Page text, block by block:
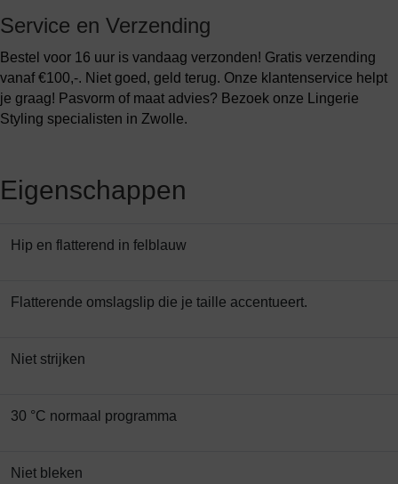
Service en Verzending
Bestel voor 16 uur is vandaag verzonden! Gratis verzending
vanaf €100,-. Niet goed, geld terug. Onze klantenservice helpt
je graag! Pasvorm of maat advies? Bezoek onze Lingerie
Styling specialisten in Zwolle.
Eigenschappen
Hip en flatterend in felblauw
Flatterende omslagslip die je taille accentueert.
Niet strijken
30 °C normaal programma
Niet bleken